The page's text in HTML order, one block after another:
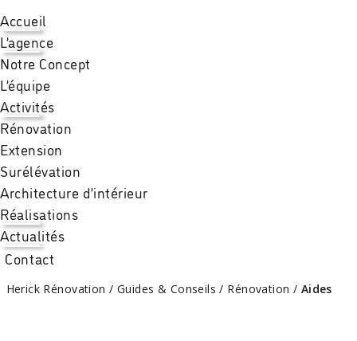
Accueil
L’agence
Notre Concept
L’équipe
Activités
Rénovation
Extension
Surélévation
Architecture d’intérieur
Réalisations
Actualités
Contact
Herick Rénovation / Guides & Conseils / Rénovation / Aides